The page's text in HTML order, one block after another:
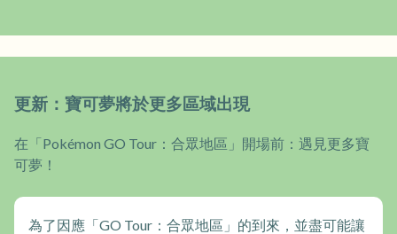
更新：寶可夢將於更多區域出現
在「Pokémon GO Tour：合眾地區」開場前：遇見更多寶
可夢！
為了因應「GO Tour：合眾地區」的到來，並盡可能讓